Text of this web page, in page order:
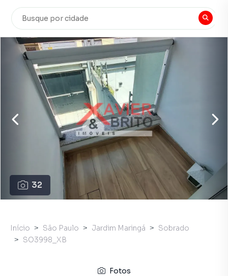
32
Início São Paulo Jardim Maringá
Sobrado
SO3998_XB
Fotos